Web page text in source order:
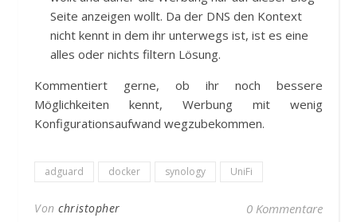
Seite anzeigen wollt. Da der DNS den Kontext
nicht kennt in dem ihr unterwegs ist, ist es eine
alles oder nichts filtern Lösung.
Kommentiert gerne, ob ihr noch bessere
Möglichkeiten kennt, Werbung mit wenig
Konfigurationsaufwand wegzubekommen.
adguard docker synology UniFi
Von christopher 0 Kommentare